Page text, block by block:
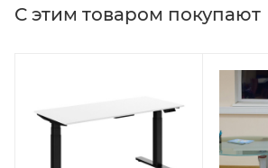
С этим товаром покупают